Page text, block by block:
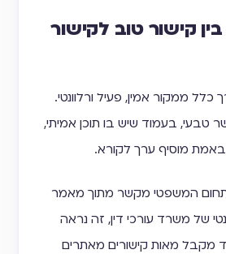
קישור טוב לקישור
כלל ממקור אמין, פעיל ורלוונטי.
טבעי, בעמוד שיש בו תוכן אמיתי,
מוסיף ערך לקורא.
המשפטי מקשר מתוך מאמר
של משרד עורכי דין, זה נראה
מקבל מאות קישורים מאתרים